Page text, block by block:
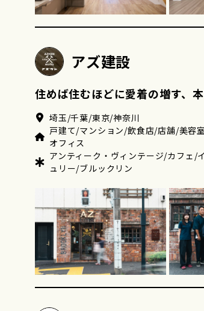
アズ建設
住めば住むほどに愛着の増す、
埼玉/千葉/東京/神奈川
戸建て/マンション/飲食店/店舗/美容
オフィス
アンティーク・ヴィンテージ/カフェ/
ュリー/ブルックリン